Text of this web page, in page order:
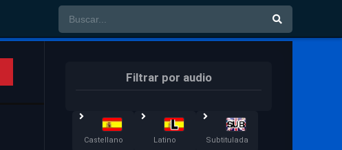
Filtrar por audio
Castellano Latino Subtitulada